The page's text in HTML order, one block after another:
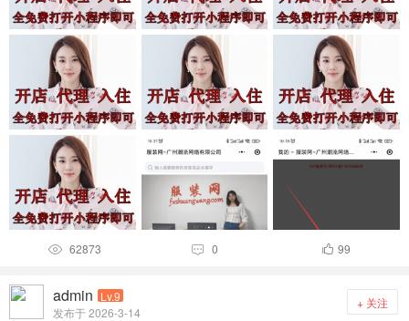
 62873  0  99
admin Lv.9
发布于 2026-3-14
+ 关注